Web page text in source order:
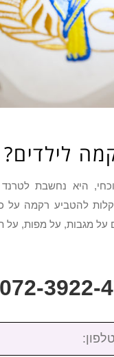
לילדים?
היא נחשבת
להטביע רקמה על
על מגבות, על מפות, על